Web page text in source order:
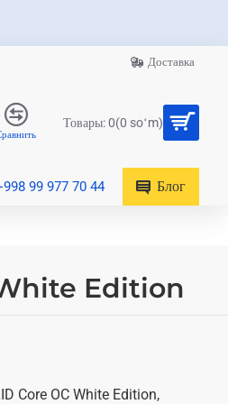
Доставка
Товары: 0(0 soʻm)
99 977 70 44 Блог
White Edition
Core OC White Edition,